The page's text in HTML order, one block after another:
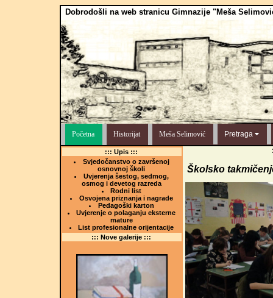
Dobrodošli na web stranicu Gimnazije "Meša
Početna Historijat Meša Selimović Pretraga
::: Upis :::
Svjedočanstvo o završenoj
osnovnoj školi
Uvjerenja šestog, sedmog,
osmog i devetog razreda
Rodni list
Osvojena priznanja i nagrade
Pedagoški karton
Uvjerenje o polaganju eksterne
mature
List profesionalne orijentacije
::: Nove galerije :::
Školsko